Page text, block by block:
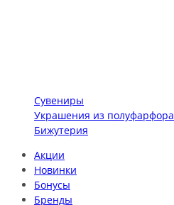
Сувениры
Украшения из полуфарфора
Бижутерия
Акции
Новинки
Бонусы
Бренды